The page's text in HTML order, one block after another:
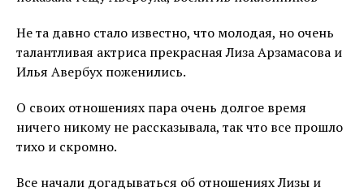
Не та давно стало известно, что молодая, но очень
талантливая актриса прекрасная Лиза Арзамасова и
Илья Авербух поженились.
О своих отношениях пара очень долгое время
ничего никому не рассказывала, так что все прошло
тихо и скромно.
Все начали догадываться об отношениях Лизы и